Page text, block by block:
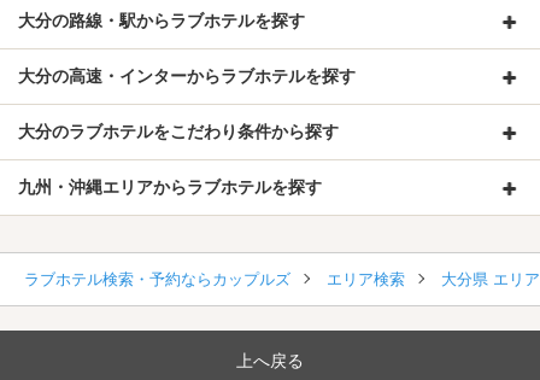
大分の路線・駅からラブホテルを探す
大分の高速・インターからラブホテルを探す
大分のラブホテルをこだわり条件から探す
九州・沖縄エリアからラブホテルを探す
ラブホテル検索・予約ならカップルズ エリア検索 大分県 エリ
上へ戻る